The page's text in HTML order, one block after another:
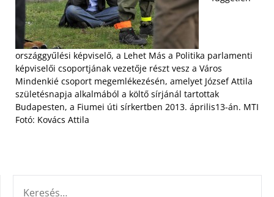
országgyűlési képviselő, a Lehet Más a Politika parlamenti
képviselői csoportjának vezetője részt vesz a Város
Mindenkié csoport megemlékezésén, amelyet József Attila
születésnapja alkalmából a költő sírjánál tartottak
Budapesten, a Fiumei úti sírkertben 2013. április13-án. MTI
Fotó: Kovács Attila